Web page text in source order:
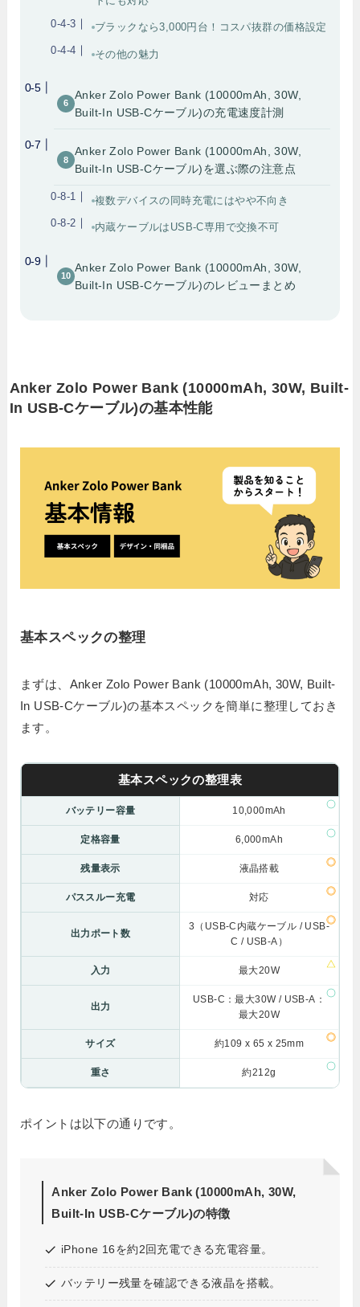
ブラックなら3,000円台！コスパ抜群の価格設定
その他の魅力
Anker Zolo Power Bank (10000mAh, 30W,
Built-In USB-Cケーブル)の充電速度計測
Anker Zolo Power Bank (10000mAh, 30W,
Built-In USB-Cケーブル)を選ぶ際の注意点
複数デバイスの同時充電にはやや不向き
内蔵ケーブルはUSB-C専用で交換不可
Anker Zolo Power Bank (10000mAh, 30W,
Built-In USB-Cケーブル)のレビューまとめ
Anker Zolo Power Bank (10000mAh, 30W, Built-
In USB-Cケーブル)の基本性能
基本スペックの整理
まずは、Anker Zolo Power Bank (10000mAh, 30W, Built-
In USB-Cケーブル)の基本スペックを簡単に整理しておき
ます。
基本スペックの整理表
バッテリー容量 10,000mAh
定格容量 6,000mAh
残量表示 液晶搭載
パススルー充電 対応
出力ポート数
3（USB-C内蔵ケーブル / USB-
C / USB-A）
入力 最大20W
出力
USB-C：最大30W / USB-A：
最大20W
サイズ 約109 x 65 x 25mm
重さ 約212g
ポイントは以下の通りです。
Anker Zolo Power Bank (10000mAh, 30W,
Built-In USB-Cケーブル)の特徴
iPhone 16を約2回充電できる充電容量。
バッテリー残量を確認できる液晶を搭載。